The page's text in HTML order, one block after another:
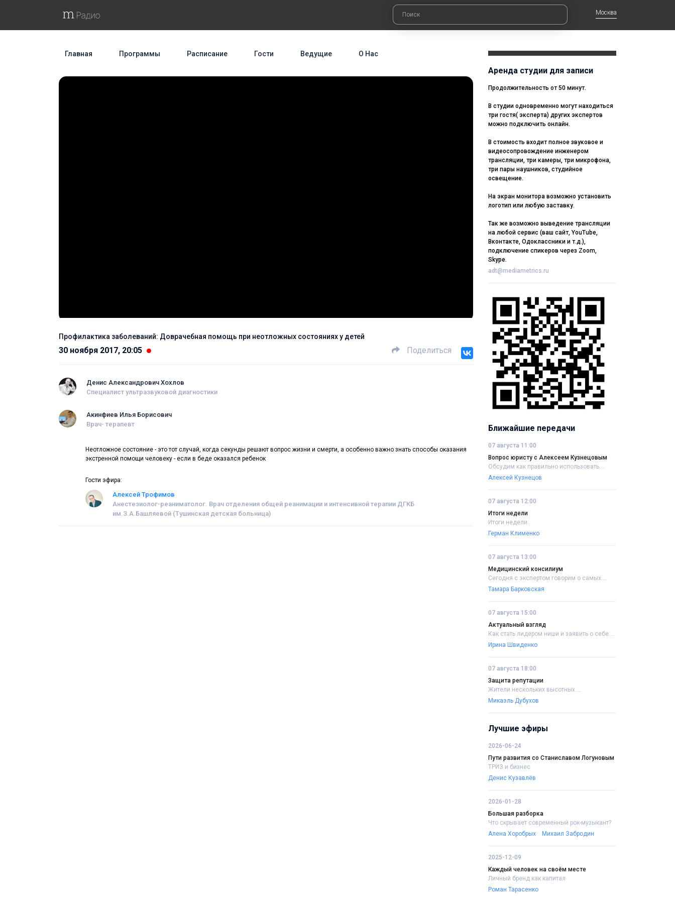
Москва
Главная Программы Расписание Гости Ведущие О Нас
Профилактика заболеваний: Доврачебная помощь при неотложных состояниях у детей
30 ноября 2017, 20:05 Поделиться
Денис Александрович Хохлов
Специалист ультразвуковой диагностики
Акинфиев Илья Борисович
Врач- терапевт
Неотложное состояние - это тот случай, когда секунды решают вопрос жизни и смерти, а особенно важно знать способы оказания
экстренной помощи человеку - если в беде оказался ребенок
Гости эфира:
Алексей Трофимов
Анестезиолог-реаниматолог. Врач отделения общей реанимации и интенсивной терапии ДГКБ
им.З.А.Башляевой (Тушинская детская больница)
Аренда студии для записи
Продолжительность от 50 минут.
В студии одновременно могут находиться
три гостя( эксперта) других экспертов
можно подключить онлайн.
В стоимость входит полное звуковое и
видеосопровождение инженером
трансляции, три камеры, три микрофона,
три пары наушников, студийное
освещение.
На экран монитора возможно установить
логотип или любую заставку.
Так же возможно выведение трансляции
на любой сервис (ваш сайт, YouTube,
Вконтакте, Одоклассники и т.д.),
подключение спикеров через Zoom,
Skype.
adt@mediametrics.ru
Ближайшие передачи
07 августа 11:00
Вопрос юристу с Алексеем Кузнецовым
Обсудим как правильно использовать....
Алексей Кузнецов
07 августа 12:00
Итоги недели
Итоги недели..
Герман Клименко
07 августа 13:00
Медицинский консилиум
Сегодня с экспертом говорим о самых....
Тамара Барковская
07 августа 15:00
Актуальный взгляд
Как стать лидером ниши и заявить о себе....
Ирина Швиденко
07 августа 18:00
Защита репутации
Жители нескольких высотных....
Микаэль Дубухов
Лучшие эфиры
2026-06-24
Пути развития со Станиславом Логуновым
ТРИЗ и бизнес
Денис Кузавлёв
2026-01-28
Большая разборка
Что скрывает современный рок-музыкант?
Алена Хоробрых
Михаил Забродин
2025-12-09
Каждый человек на своём месте
Личный бренд как капитал
Роман Тарасенко